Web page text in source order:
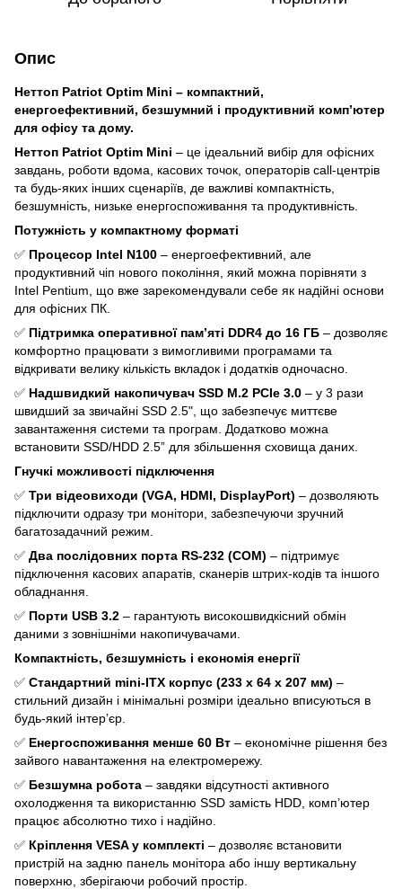
Опис
Неттоп Patriot Optim Mini – компактний,
енергоефективний, безшумний і продуктивний комп’ютер
для офісу та дому.
Неттоп Patriot Optim Mini – це ідеальний вибір для офісних
завдань, роботи вдома, касових точок, операторів call-центрів
та будь-яких інших сценаріїв, де важливі компактність,
безшумність, низьке енергоспоживання та продуктивність.
Потужність у компактному форматі
✅ Процесор Intel N100 – енергоефективний, але
продуктивний чіп нового покоління, який можна порівняти з
Intel Pentium, що вже зарекомендували себе як надійні основи
для офісних ПК.
✅ Підтримка оперативної пам’яті DDR4 до 16 ГБ – дозволяє
комфортно працювати з вимогливими програмами та
відкривати велику кількість вкладок і додатків одночасно.
✅ Надшвидкий накопичувач SSD M.2 PCIe 3.0 – у 3 рази
швидший за звичайні SSD 2.5", що забезпечує миттєве
завантаження системи та програм. Додатково можна
встановити SSD/HDD 2.5” для збільшення сховища даних.
Гнучкі можливості підключення
✅ Три відеовиходи (VGA, HDMI, DisplayPort) – дозволяють
підключити одразу три монітори, забезпечуючи зручний
багатозадачний режим.
✅ Два послідовних порта RS-232 (COM) – підтримує
підключення касових апаратів, сканерів штрих-кодів та іншого
обладнання.
✅ Порти USB 3.2 – гарантують високошвидкісний обмін
даними з зовнішніми накопичувачами.
Компактність, безшумність і економія енергії
✅ Стандартний mini-ITX корпус (233 х 64 х 207 мм) –
стильний дизайн і мінімальні розміри ідеально вписуються в
будь-який інтер’єр.
✅ Енергоспоживання менше 60 Вт – економічне рішення без
зайвого навантаження на електромережу.
✅ Безшумна робота – завдяки відсутності активного
охолодження та використанню SSD замість HDD, комп’ютер
працює абсолютно тихо і надійно.
✅ Кріплення VESA у комплекті – дозволяє встановити
пристрій на задню панель монітора або іншу вертикальну
поверхню, зберігаючи робочий простір.